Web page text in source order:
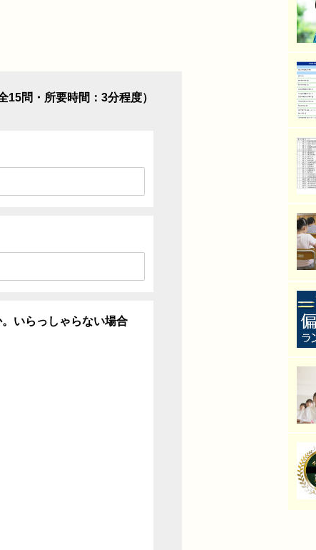
15問・所要時間：3分程度）
いらっしゃらない場合